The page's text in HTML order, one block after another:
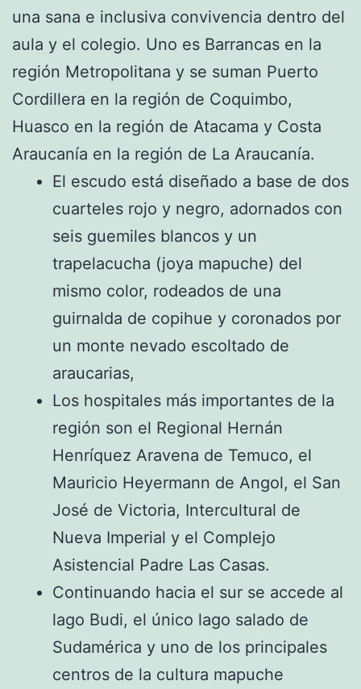
una sana e inclusiva convivencia dentro del
aula y el colegio. Uno es Barrancas en la
región Metropolitana y se suman Puerto
Cordillera en la región de Coquimbo,
Huasco en la región de Atacama y Costa
Araucanía en la región de La Araucanía.
El escudo está diseñado a base de dos
cuarteles rojo y negro, adornados con
seis guemiles blancos y un
trapelacucha (joya mapuche) del
mismo color, rodeados de una
guirnalda de copihue y coronados por
un monte nevado escoltado de
araucarias,​​
Los hospitales más importantes de la
región son el Regional Hernán
Henríquez Aravena de Temuco, el
Mauricio Heyermann de Angol, el San
José de Victoria, Intercultural de
Nueva Imperial y el Complejo
Asistencial Padre Las Casas.
Continuando hacia el sur se accede al
lago Budi, el único lago salado de
Sudamérica y uno de los principales
centros de la cultura mapuche